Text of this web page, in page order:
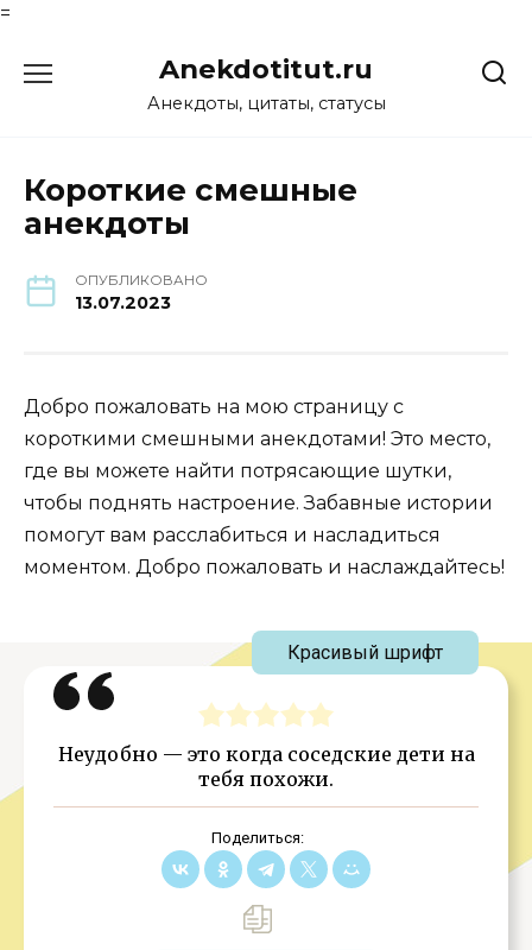
=
Anekdotitut.ru
Анекдоты, цитаты, статусы
Короткие смешные
анекдоты
ОПУБЛИКОВАНО
13.07.2023
Добро пожаловать на мою страницу с
короткими смешными анекдотами! Это место,
где вы можете найти потрясающие шутки,
чтобы поднять настроение. Забавные истории
помогут вам расслабиться и насладиться
моментом. Добро пожаловать и наслаждайтесь!
Неудобно — это когда соседские дети на
тебя похожи.
Поделиться:
Красивый шрифт